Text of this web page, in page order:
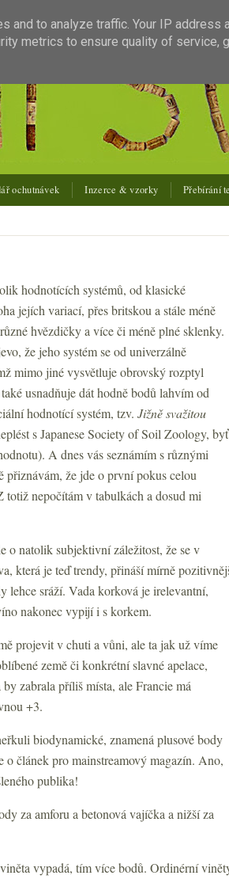
ochutnávek Inzerce & vzorky Přebírání
hodnotících systémů, od klasické
jejích variací, přes britskou a stále méně
hvězdičky a více či méně plné sklenky.
že jeho systém se od univerzálně
mimo jiné vysvětluje obrovský rozptyl
usnadňuje dát hodně bodů lahvím od
hodnotící systém, tzv. Jižně svažitou
s Japanese Society of Soil Zoology, byť
A dnes vás seznámím s různými
že jde o první pokus celou
nepočítám v tabulkách a dosud mi
o natolik subjektivní záležitost, že se v
která je teď trendy, přináší mírně
lehce sráží. Vada korková je irelevantní,
nakonec vypijí i s korkem.
projevit v chuti a vůni, ale ta jak už víme
země či konkrétní slavné apelace,
zabrala příliš místa, ale Francie má
+3.
biodynamické, znamená plusové body
článek pro mainstreamový magazín. Ano,
publika!
za amforu a betonová vajíčka a nižší za
vypadá, tím více bodů. Ordinérní
to analyze traffic. Your IP address
metrics to ensure quality of service,